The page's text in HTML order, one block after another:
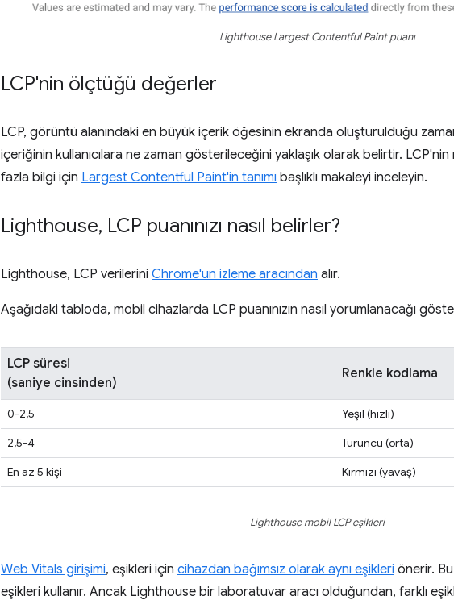
Lighthouse Largest Contentful Paint puanı
LCP'nin ölçtüğü değerler
LCP, görüntü alanındaki en büyük içerik öğesinin ekranda oluşturulduğu
içeriğinin kullanıcılara ne zaman gösterileceğini yaklaşık olarak belirtir. LCP'nin
fazla bilgi için Largest Contentful Paint'in tanımı başlıklı makaleyi inceleyin.
Lighthouse, LCP puanınızı nasıl belirler?
Lighthouse, LCP verilerini Chrome'un izleme aracından alır.
Aşağıdaki tabloda, mobil cihazlarda LCP puanınızın nasıl yorumlanacağı
LCP süresi
(saniye cinsinden)
Renkle kodlama
0-2,5
Yeşil (hızlı)
2,5-4
Turuncu (orta)
En az 5 kişi
Kırmızı (yavaş)
Lighthouse mobil LCP eşikleri
Web Vitals girişimi, eşikleri için cihazdan bağımsız olarak aynı eşikleri önerir.
eşikleri kullanır. Ancak Lighthouse bir laboratuvar aracı olduğundan, farklı